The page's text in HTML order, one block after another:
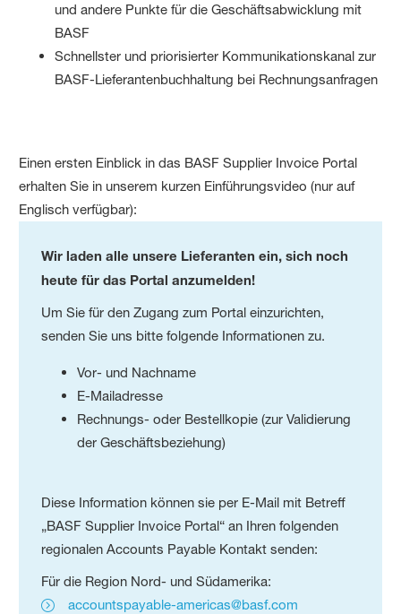
und andere Punkte für die Geschäftsabwicklung mit
BASF
Schnellster und priorisierter Kommunikationskanal zur
BASF-Lieferantenbuchhaltung bei Rechnungsanfragen
Einen ersten Einblick in das BASF Supplier Invoice Portal
erhalten Sie in unserem kurzen Einführungsvideo (nur auf
Englisch verfügbar):
Wir laden alle unsere Lieferanten ein, sich noch
heute für das Portal anzumelden!
Um Sie für den Zugang zum Portal einzurichten,
senden Sie uns bitte folgende Informationen zu.
Vor- und Nachname
E-Mailadresse
Rechnungs- oder Bestellkopie (zur Validierung
der Geschäftsbeziehung)
Diese Information können sie per E-Mail mit Betreff
„BASF Supplier Invoice Portal“ an Ihren folgenden
regionalen Accounts Payable Kontakt senden:
Für die Region Nord- und Südamerika:
accountspayable-americas@basf.com